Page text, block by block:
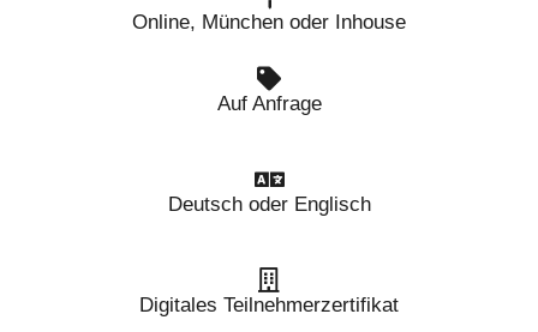
Online, München oder Inhouse
Auf Anfrage
Deutsch oder Englisch
Digitales Teilnehmerzertifikat